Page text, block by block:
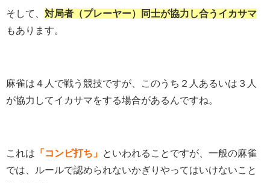
そして、 対局者（プレーヤー）同士が協力し合うイカサマ
もあります。
麻雀は４人で戦う競技ですが、このうち２人あるいは３人
が協力してイカサマをする場合があるんですね。
これは 「コンビ打ち」 といわれることですが、一般の麻雀
では、ルールで認められないかぎりやってはいけないこと